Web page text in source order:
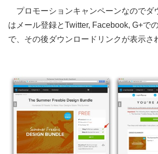
プロモーションキャンペーンなのでダ
はメール登録とTwitter, Facebook, G+で
で、その後ダウンロードリンクが表示さ